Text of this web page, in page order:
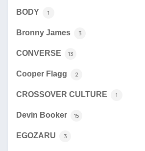
BODY 1
Bronny James 3
CONVERSE 13
Cooper Flagg 2
CROSSOVER CULTURE 1
Devin Booker 15
EGOZARU 3